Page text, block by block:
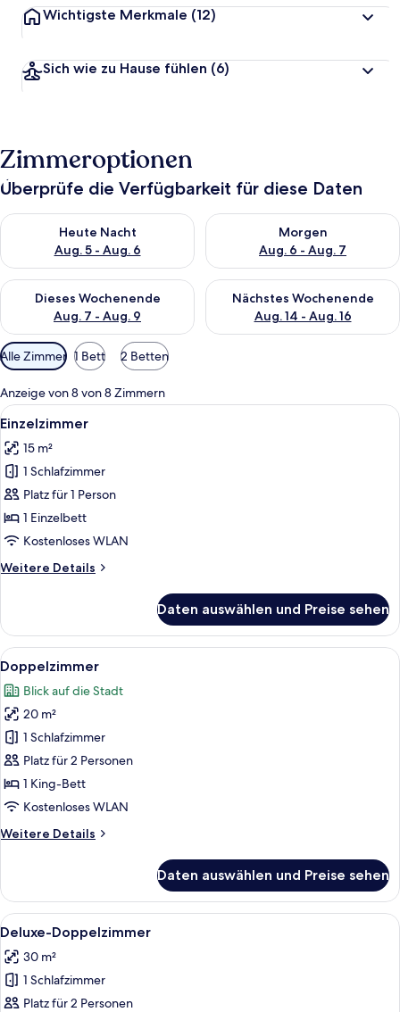
Wichtigste Merkmale (12)
Sich wie zu Hause fühlen (6)
Zimmeroptionen
Überprüfe die Verfügbarkeit für diese Daten
Heute Nacht
Aug. 5 - Aug. 6
Überprüfe die Verfügbarkeit für heute Nacht, Aug. 5 - Aug. 6.
Morgen
Aug. 6 - Aug. 7
Überprüfe die Verfügbarkeit
Dieses Wochenende
Aug. 7 - Aug. 9
Überprüfe die Verfügbarkeit für dieses Wochenende, Aug. 7
Nächstes Wochenende
Aug. 14 - Aug. 16
Überprüfe die Verfügbarkeit
Verfügbare
Filter
für
Zimmer
Alle Zimmer 1 Bett 2 Betten
Anzeige von 8 von 8 Zimmern
Alle
Fotos
für
Einzelzimmer
anzeigen
Einzelzimmer | Minibar (mit einigen
7
Einzelzimmer
15 m²
1 Schlafzimmer
Platz für 1 Person
1 Einzelbett
Kostenloses WLAN
Weitere Details
Weitere
Daten auswählen und Preise sehen
Alle
Fotos
für
Doppelzimmer
anzeigen
Ein Hotelzimmer mit Doppelbett,
15
Doppelzimmer
Blick auf die Stadt
20 m²
1 Schlafzimmer
Platz für 2 Personen
1 King-Bett
Kostenloses WLAN
Weitere Details
Weitere
Daten auswählen und Preise sehen
Alle
Fotos
für
Deluxe-
Doppelzimmer
Ein Hotelzimmer mit Bett, Sofa,
16
Deluxe-Doppelzimmer
30 m²
1 Schlafzimmer
Platz für 2 Personen